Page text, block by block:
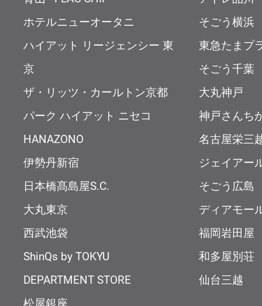
ホテルニューオータニ
ハイアット リージェンシー 東
京
ザ・リッツ・カールトン京都
パーク ハイアット ニセコ
HANAZONO
伊勢丹新宿
日本橋髙島屋S.C.
大丸東京
西武池袋
ShinQs by TOKYU
DEPARTMENT STORE
松屋銀座
そごう横浜
東急たまプ
そごう千葉
大丸神戸
神戸さんち
名古屋栄三
ジェイアー
そごう広島
ディアモー
福岡岩田屋
和多屋別荘
仙台三越